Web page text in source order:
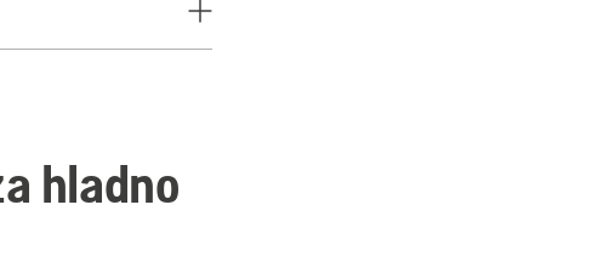
hladno